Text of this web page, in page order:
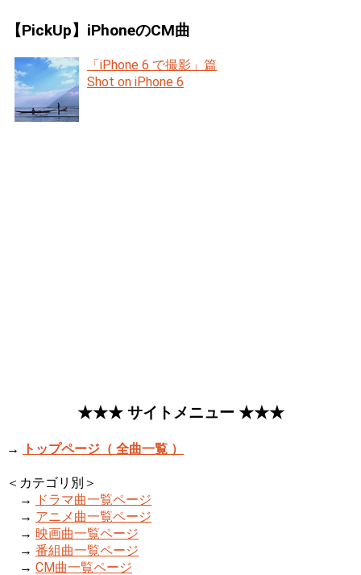
【PickUp】iPhoneのCM曲
「iPhone 6 で撮影」篇
Shot on iPhone 6
★★★ サイトメニュー ★★★
→ トップページ（ 全曲一覧 ）
＜カテゴリ別＞
→
ドラマ曲一覧ページ
→ アニメ曲一覧ページ
→ 映画曲一覧ページ
→ 番組曲一覧ページ
→ CM曲一覧ページ